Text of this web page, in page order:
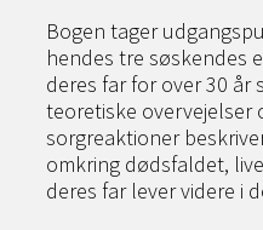
Bogen tager
hendes tre søskendes
deres far for over 30 år
teoretiske overvejelser
sorgreaktioner
omkring dødsfaldet,
deres far lever videre i